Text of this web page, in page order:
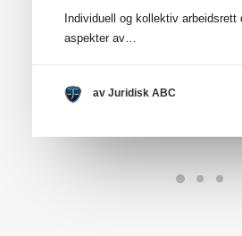
Individuell og kollektiv
aspekter av…
av Juridisk ABC